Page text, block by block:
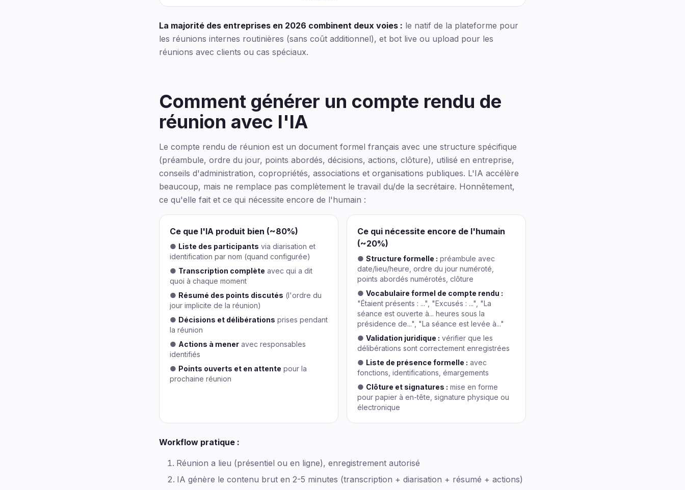
La majorité des entreprises en 2026 combinent deux voies : le natif de la plateforme pour
les réunions internes routinières (sans coût additionnel), et bot live ou upload pour les
réunions avec clients ou cas spéciaux.
Comment générer un compte rendu de
réunion avec l'IA
Le compte rendu de réunion est un document formel français avec une structure spécifique
(préambule, ordre du jour, points abordés, décisions, actions, clôture), utilisé en entreprise,
conseils d'administration, copropriétés, associations et organisations publiques. L'IA accélère
beaucoup, mais ne remplace pas complètement le travail du/de la secrétaire. Honnêtement,
ce qu'elle fait et ce qui nécessite encore de l'humain :
Ce que l'IA produit bien (~80%)
● Liste des participants via diarisation et
identification par nom (quand configurée)
● Transcription complète avec qui a dit
quoi à chaque moment
● Résumé des points discutés (l'ordre du
jour implicite de la réunion)
● Décisions et délibérations prises pendant
la réunion
● Actions à mener avec responsables
identifiés
● Points ouverts et en attente pour la
prochaine réunion
Ce qui nécessite encore de l'humain
(~20%)
● Structure formelle : préambule avec
date/lieu/heure, ordre du jour numéroté,
points abordés numérotés, clôture
● Vocabulaire formel de compte rendu :
"Étaient présents : ...", "Excusés : ...", "La
séance est ouverte à... heures sous la
présidence de...", "La séance est levée à..."
● Validation juridique : vérifier que les
délibérations sont correctement enregistrées
● Liste de présence formelle : avec
fonctions, identifications, émargements
● Clôture et signatures : mise en forme
pour papier à en-tête, signature physique ou
électronique
Workflow pratique :
Réunion a lieu (présentiel ou en ligne), enregistrement autorisé
IA génère le contenu brut en 2-5 minutes (transcription + diarisation + résumé + actions)